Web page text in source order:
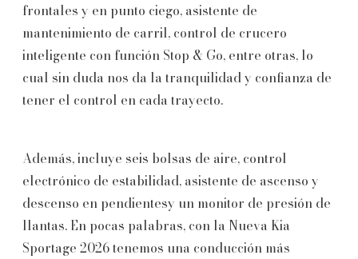
frontales y en punto ciego, asistente de
mantenimiento de carril, control de crucero
inteligente con función Stop & Go, entre otras, lo
cual sin duda nos da la tranquilidad y confianza de
tener el control en cada trayecto.
Además, incluye seis bolsas de aire, control
electrónico de estabilidad, asistente de ascenso y
descenso en pendientesy un monitor de presión de
llantas. En pocas palabras, con la Nueva Kia
Sportage 2026 tenemos una conducción más